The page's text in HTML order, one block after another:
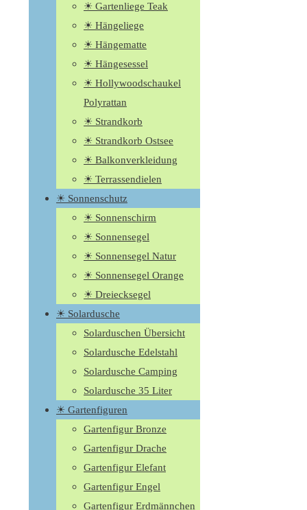
☀ Gartenliege Teak
☀ Hängeliege
☀ Hängematte
☀ Hängesessel
☀ Hollywoodschaukel
Polyrattan
☀ Strandkorb
☀ Strandkorb Ostsee
☀ Balkonverkleidung
☀ Terrassendielen
☀ Sonnenschutz
☀ Sonnenschirm
☀ Sonnensegel
☀ Sonnensegel Natur
☀ Sonnensegel Orange
☀ Dreiecksegel
☀ Solardusche
Solarduschen Übersicht
Solardusche Edelstahl
Solardusche Camping
Solardusche 35 Liter
☀ Gartenfiguren
Gartenfigur Bronze
Gartenfigur Drache
Gartenfigur Elefant
Gartenfigur Engel
Gartenfigur Erdmännchen